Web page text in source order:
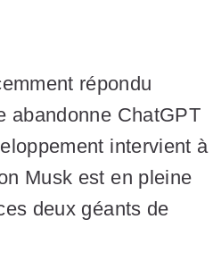
répondu
abandonne ChatGPT
intervient à
Musk est en pleine
deux géants de